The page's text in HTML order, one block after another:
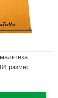
размер
манго